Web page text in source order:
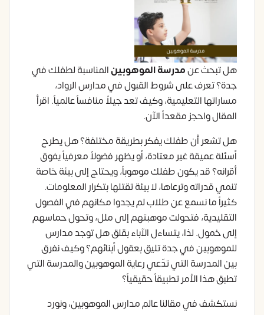
هل تبحث عنمدرسة الموهوبينالمناسبة لطفلك في
جدة؟ تعرف على شروط القبول في مدارس الرواد،
مساراتها التعليمية، وكيف تعد جيلاً منافساً عالمياً. اقرأ
المقال واحجز مقعداً الآن.
هل تشعر أن طفلك يفكر بطريقة مختلفة؟ هل يطرح
أسئلة عميقة غير معتادة، أو يظهر فضولاً معرفياً يفوق
أقرانه؟ قد يكون طفلك موهوباً، ويحتاج إلى بيئة خاصة
تنمي قدراته وترعاها، لا بيئة تقتلها بتكرار المعلومات.
كثيراً ما نسمع عن طلاب لم يجدوا مكانهم في الفصول
التقليدية، فتحولت موهبتهم إلى ملل، وتحول حماسهم
إلى خمول. لذا، يتساءل الآباء بقلق هل توجد مدارس
للموهوبين في جدة تليق بعقول أبنائهم؟ وكيف نفرق
بين المدرسة التي تدّعي رعاية الموهوبين والمدرسة التي
تطبق هذا الأمر تطبيقاً حقيقياً؟
نستكشف في مقالنا عالم مدارس الموهوبين، ونورد